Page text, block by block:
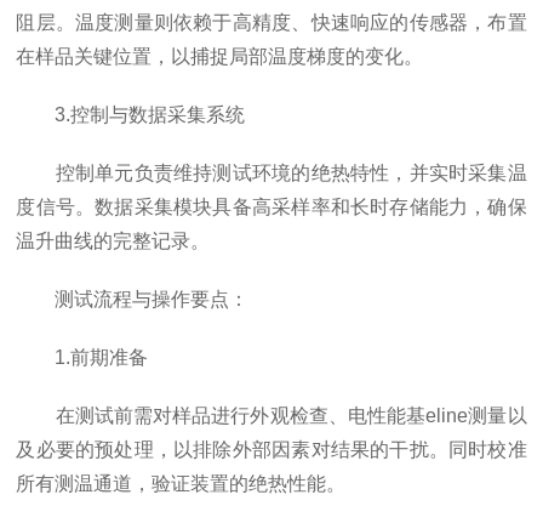
阻层。温度测量则依赖于高精度、快速响应的传感器，布置
在样品关键位置，以捕捉局部温度梯度的变化。
3.控制与数据采集系统
控制单元负责维持测试环境的绝热特性，并实时采集温
度信号。数据采集模块具备高采样率和长时存储能力，确保
温升曲线的完整记录。
测试流程与操作要点：
1.前期准备
在测试前需对样品进行外观检查、电性能基eline测量以
及必要的预处理，以排除外部因素对结果的干扰。同时校准
所有测温通道，验证装置的绝热性能。